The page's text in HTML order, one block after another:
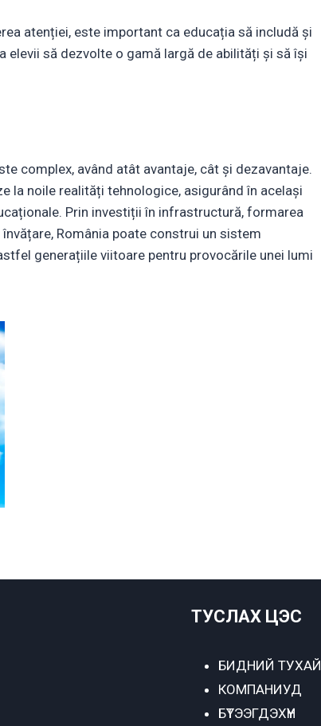
atenției, este important ca educația să includă și
să dezvolte o gamă largă de abilități și să își
complex, având atât avantaje, cât și dezavantaje.
la noile realități tehnologice, asigurând în același
Prin investiții în infrastructură, formarea
România poate construi un sistem
generațiile viitoare pentru provocările unei lumi
ТУСЛАХ ЦЭС
БИДНИЙ ТУХАЙ
КОМПАНИУД
БҮТЭЭГДЭХҮҮН